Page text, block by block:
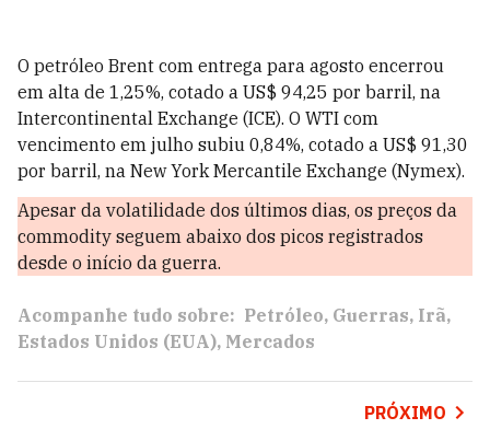
O petróleo Brent com entrega para agosto encerrou
em alta de 1,25%, cotado a US$ 94,25 por barril, na
Intercontinental Exchange (ICE). O WTI com
vencimento em julho subiu 0,84%, cotado a US$ 91,30
por barril, na New York Mercantile Exchange (Nymex).
Apesar da volatilidade dos últimos dias, os preços da
commodity seguem abaixo dos picos registrados
desde o início da guerra.
Acompanhe tudo sobre: Petróleo Guerras Irã
Estados Unidos (EUA) Mercados
PRÓXIMO